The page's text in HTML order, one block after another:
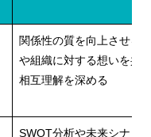
関係性の質を向上させる
や組織に対する想いを共
相互理解を深める
SWOT分析や未来シナリ